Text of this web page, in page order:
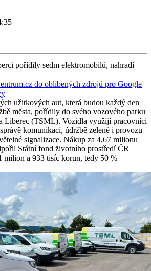
pořídily sedm elektromobilů, nahradí
do oblíbených zdrojů pro Google
užitkových aut, která budou každý den
města, pořídily do svého vozového parku
Liberec (TSML). Vozidla využijí pracovníci
komunikací, údržbě zeleně i provozu
signalizace. Nákup za 4,67 milionu
Státní fond životního prostředí ČR
milion a 933 tisíc korun, tedy 50 %